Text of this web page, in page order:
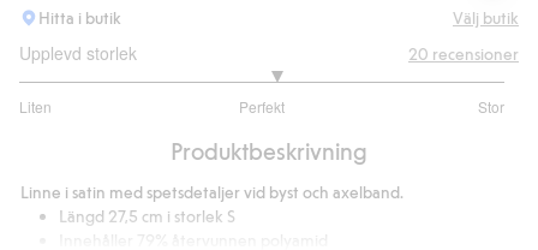
Hitta i butik
Välj butik
Upplevd storlek
Liten Perfekt Stor
utav
18
betyg
20 recensioner
Produktbeskrivning
Linne i satin med spetsdetaljer vid byst och axelband.
Längd 27,5 cm i storlek S